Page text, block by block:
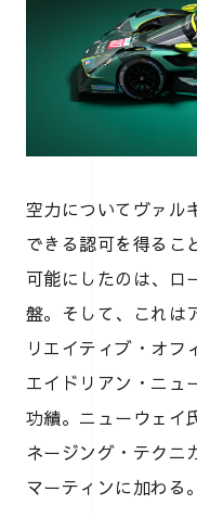
空力についてヴァル
できる認可を得るこ
可能にしたのは、ロ
盤。そして、これは
リエイティブ・オフ
エイドリアン・ニュ
功績。ニューウェイ
ネージング・テクニ
マーティンに加わる。